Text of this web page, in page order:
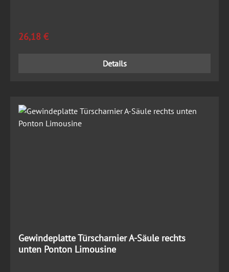
Regulärer Preis:
26,18 €
Details
Gewindeplatte Türscharnier A-Säule rechts
unten Ponton Limousine